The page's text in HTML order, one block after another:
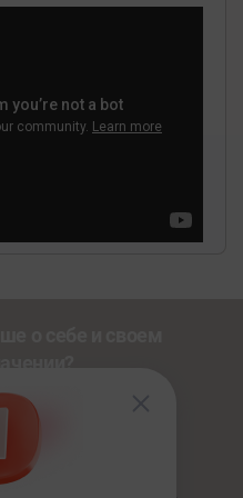
нашими сервисами со